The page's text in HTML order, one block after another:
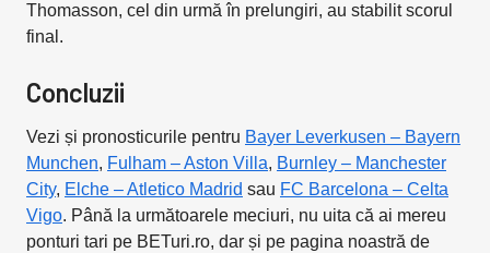
Thomasson, cel din urmă în prelungiri, au stabilit scorul
final.
Concluzii
Vezi și pronosticurile pentru Bayer Leverkusen – Bayern
Munchen, Fulham – Aston Villa, Burnley – Manchester
City, Elche – Atletico Madrid sau FC Barcelona – Celta
Vigo. Până la următoarele meciuri, nu uita că ai mereu
ponturi tari pe BETuri.ro, dar și pe pagina noastră de